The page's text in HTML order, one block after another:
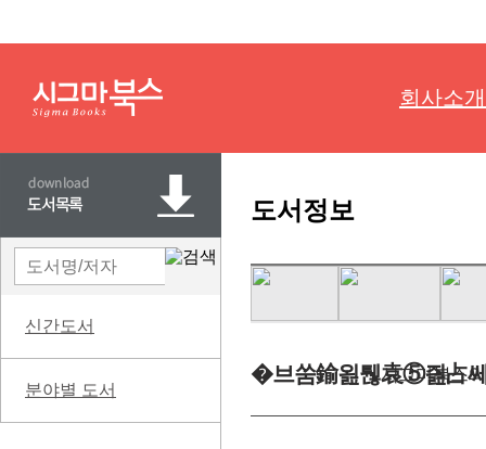
회사소개
신간도서
분야별 도서
도서정보
�브쑴鍮욆퉪袁⑤즲占
시그마북스